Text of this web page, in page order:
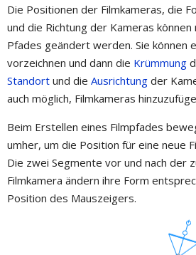
Die Positionen der Filmkameras, die
und die Richtung der Kameras
Pfades geändert werden. Sie können
vorzeichnen und dann die Krümmung
Standort und die Ausrichtung der
auch möglich, Filmkameras
Beim Erstellen eines Filmpfades
umher, um die Position für eine neue
Die zwei Segmente vor und nach der
Filmkamera ändern ihre Form
Position des Mauszeigers.